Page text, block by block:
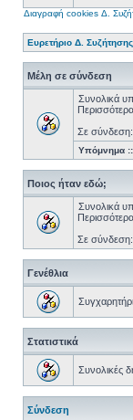
Διαγραφή cookies Δ.
Ευρετήριο Δ. Συζήτησης
Μέλη σε σύνδεση
Συνολικά
Σε σύνδεση:
Υπόμνημα ::
Ποιος ήταν εδώ;
Συνολικά
Σε σύνδεση:
Γενέθλια
Στατιστικά
Συνολικές
Σύνδεση